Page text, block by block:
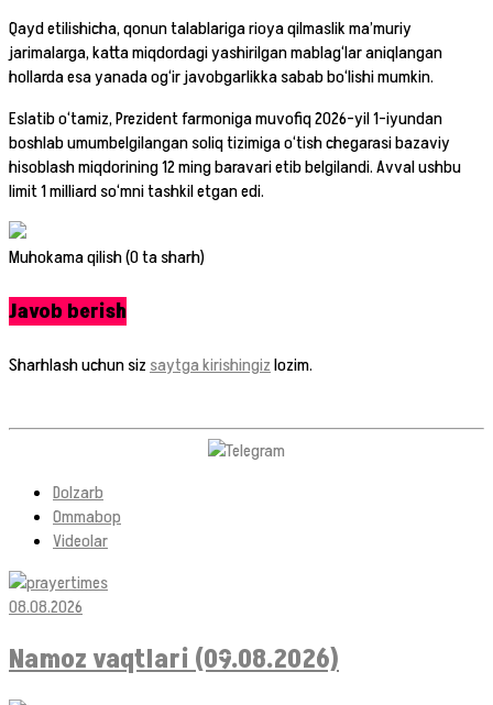
Qayd etilishicha, qonun talablariga rioya qilmaslik ma’muriy
jarimalarga, katta miqdordagi yashirilgan mablag‘lar aniqlangan
hollarda esa yanada og‘ir javobgarlikka sabab bo‘lishi mumkin.
Eslatib o‘tamiz, Prezident farmoniga muvofiq 2026-yil 1-iyundan
boshlab umumbelgilangan soliq tizimiga o‘tish chegarasi bazaviy
hisoblash miqdorining 12 ming baravari etib belgilandi. Avval ushbu
limit 1 milliard so‘mni tashkil etgan edi.
Muhokama qilish (0 ta sharh)
Javob berish
Sharhlash uchun siz saytga kirishingizlozim.
Dolzarb
Ommabop
Videolar
08.08.2026
Namoz vaqtlari (09.08.2026)